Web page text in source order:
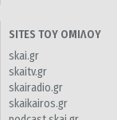
SITES ΤΟΥ ΟΜΙΛΟΥ
skai.gr
skaitv.gr
skairadio.gr
skaikairos.gr